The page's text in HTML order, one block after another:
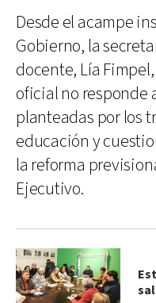
Desde el acampe
Gobierno, la
docente, Lía
oficial no responde
planteadas por los
educación y
la reforma
Ejecutivo.